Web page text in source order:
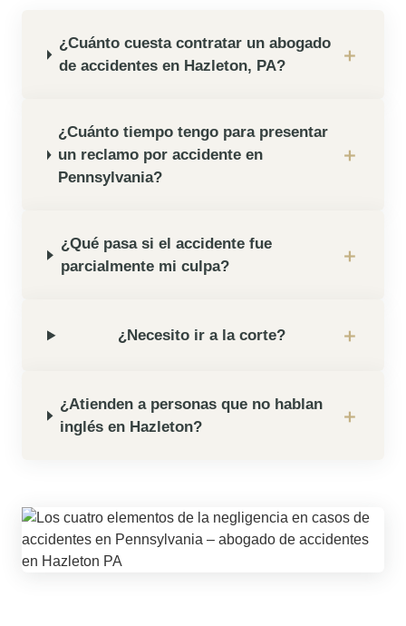
ABOGADO PARA ACCIDENTES QUE HACE
Juan, originario de Puerto Rico y residente de
ciudad. Además de perder su vehículo, Juan
enfrentó el deterioro de su salud y una profunda
en el estado, se sintió vulnerable y desorientado.
Gracias a la recomendación de un amigo, Juan